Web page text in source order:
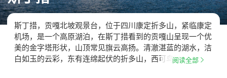
斯丁措，贡嘎北坡观景台，位于四川康定折多山，紧临康定
机场，是一个高原湖泊，在斯丁措看到的贡嘎山呈现一个优
美的金字塔形状，山顶常见旗云高扬。清澈湛蓝的湖水，洁
白如玉的云彩，东有连绵起伏的折多山，西可鸟瞰…
阅读全部 